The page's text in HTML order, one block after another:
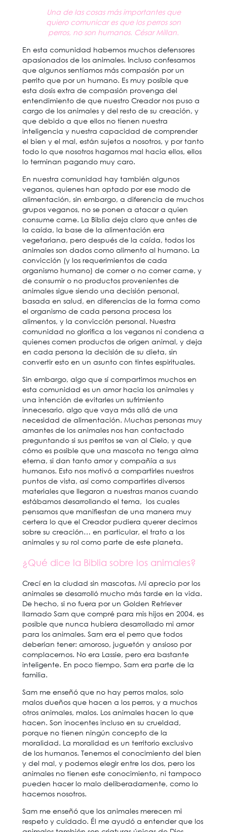
Una de las cosas más importantes que
quiero comunicar es que los perros son
perros, no son humanos. César Millan.
En esta comunidad habemos muchos defensores
apasionados de los animales. Incluso confesamos
que algunos sentíamos más compasión por un
perrito que por un humano. Es muy posible que
esta dosis extra de compasión provenga del
entendimiento de que nuestro Creador nos puso a
cargo de los animales y del resto de su creación, y
que debido a que ellos no tienen nuestra
inteligencia y nuestra capacidad de comprender
el bien y el mal, están sujetos a nosotros, y por tanto
todo lo que nosotros hagamos mal hacia ellos, ellos
lo terminan pagando muy caro.
En nuestra comunidad hay también algunos
veganos, quienes han optado por ese modo de
alimentación, sin embargo, a diferencia de muchos
grupos veganos, no se ponen a atacar a quien
consume carne. La Biblia deja claro que antes de
la caída, la base de la alimentación era
vegetariana, pero después de la caída, todos los
animales son dados como alimento al humano. La
convicción (y los requerimientos de cada
organismo humano) de comer o no comer carne, y
de consumir o no productos provenientes de
animales sigue siendo una decisión personal,
basada en salud, en diferencias de la forma como
el organismo de cada persona procesa los
alimentos, y la convicción personal. Nuestra
comunidad no glorifica a los veganos ni condena a
quienes comen productos de origen animal, y deja
en cada persona la decisión de su dieta, sin
convertir esto en un asunto con tintes espirituales.
Sin embargo, algo que sí compartimos muchos en
esta comunidad es un amor hacia los animales y
una intención de evitarles un sufrimiento
innecesario, algo que vaya más allá de una
necesidad de alimentación. Muchas personas muy
amantes de los animales nos han contactado
preguntando si sus perritos se van al Cielo, y que
cómo es posible que una mascota no tenga alma
eterna, si dan tanto amor y compañía a sus
humanos. Esto nos motivó a compartirles nuestros
puntos de vista, así como compartirles diversos
materiales que llegaron a nuestras manos cuando
estábamos desarrollando el tema, los cuales
pensamos que manifiestan de una manera muy
certera lo que el Creador pudiera querer decirnos
sobre su creación… en particular, el trato a los
animales y su rol como parte de este planeta.
¿Qué dice la Biblia sobre los animales?
Crecí en la ciudad sin mascotas. Mi aprecio por los
animales se desarrolló mucho más tarde en la vida.
De hecho, si no fuera por un Golden Retriever
llamado Sam que compré para mis hijos en 2004, es
posible que nunca hubiera desarrollado mi amor
para los animales. Sam era el perro que todos
deberían tener: amoroso, juguetón y ansioso por
complacernos. No era Lassie, pero era bastante
inteligente. En poco tiempo, Sam era parte de la
familia.
Sam me enseñó que no hay perros malos, solo
malos dueños que hacen a los perros, y a muchos
otros animales, malos. Los animales hacen lo que
hacen. Son inocentes incluso en su crueldad,
porque no tienen ningún concepto de la
moralidad. La moralidad es un territorio exclusivo
de los humanos. Tenemos el conocimiento del bien
y del mal, y podemos elegir entre los dos, pero los
animales no tienen este conocimiento, ni tampoco
pueden hacer lo malo deliberadamente, como lo
hacemos nosotros.
Sam me enseñó que los animales merecen mi
respeto y cuidado. Él me ayudó a entender que los